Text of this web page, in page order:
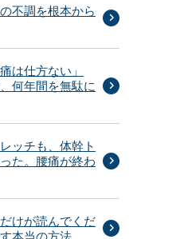
不調を根本から
は仕方ない」
何年間を無駄に
ッチも、体幹ト
た。腰痛が終わ
けが読んでくだ
本当の方法